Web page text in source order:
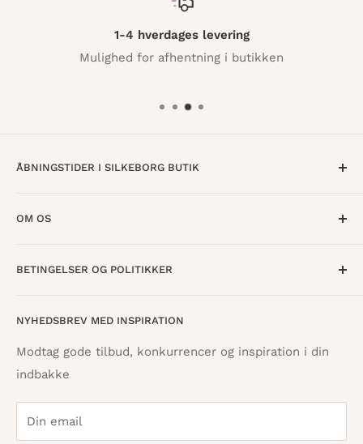
1-4 hverdages levering
Mulighed for afhentning i butikken
ÅBNINGSTIDER I SILKEBORG BUTIK
Fredag · 10:00 - 18:00
Vestergade 8
info@danskpapirvare.dk
Tlf.: 86 82 09 25
Telefontid hverdage · 10:00 - 17:00
OM OS
Find butik
BETINGELSER OG POLITIKKER
Tilbagebetalingspolitik
Cookie- og privatlivspolitik
Servicevilkår
NYHEDSBREV MED INSPIRATION
Modtag gode tilbud, konkurrencer og inspiration i din
indbakke
Din email